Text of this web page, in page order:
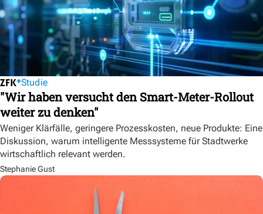
Studie
"Wir haben versucht den Smart-Meter-Rollout
weiter zu denken"
Weniger Klärfälle, geringere Prozesskosten, neue Produkte: Eine
Diskussion, warum intelligente Messsysteme für Stadtwerke
wirtschaftlich relevant werden.
Stephanie Gust